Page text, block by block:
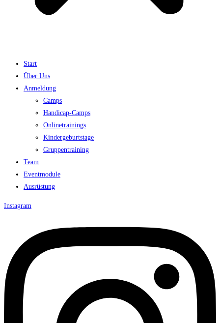
Start
Über Uns
Anmeldung
Camps
Handicap-Camps
Onlinetrainings
Kindergeburtstage
Gruppentraining
Team
Eventmodule
Ausrüstung
Instagram